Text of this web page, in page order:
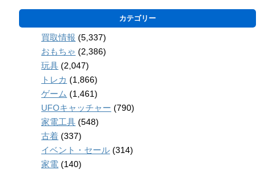
カテゴリー
買取情報 (5,337)
おもちゃ (2,386)
玩具 (2,047)
トレカ (1,866)
ゲーム (1,461)
UFOキャッチャー (790)
家電工具 (548)
古着 (337)
イベント・セール (314)
家電 (140)